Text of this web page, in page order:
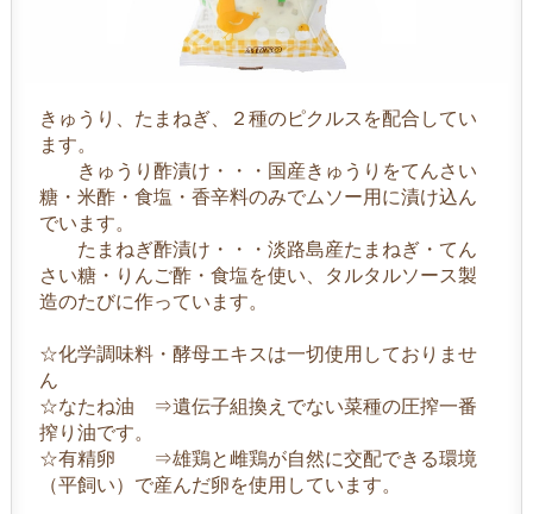
きゅうり、たまねぎ、２種のピクルスを配合してい
ます。
きゅうり酢漬け・・・国産きゅうりをてんさい
糖・米酢・食塩・香辛料のみでムソー用に漬け込ん
でいます。
たまねぎ酢漬け・・・淡路島産たまねぎ・てん
さい糖・りんご酢・食塩を使い、タルタルソース製
造のたびに作っています。
☆化学調味料・酵母エキスは一切使用しておりませ
ん
☆なたね油 ⇒遺伝子組換えでない菜種の圧搾一番
搾り油です。
☆有精卵 ⇒雄鶏と雌鶏が自然に交配できる環境
（平飼い）で産んだ卵を使用しています。